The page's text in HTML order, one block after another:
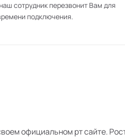
сотрудник перезвонит Вам для
подключения.
официальном рт сайте.